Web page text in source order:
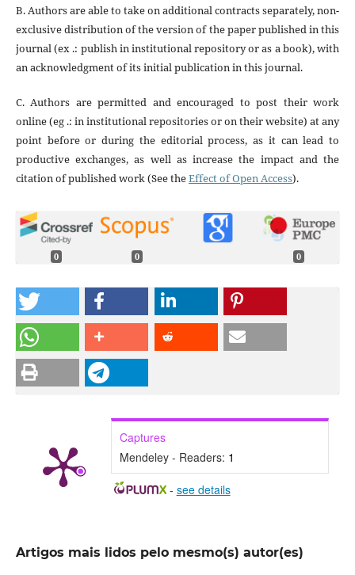
B. Authors are able to take on additional contracts separately, non-
exclusive distribution of the version of the paper published in this
journal (ex .: publish in institutional repository or as a book), with
an acknowledgment of its initial publication in this journal.
C. Authors are permitted and encouraged to post their work
online (eg .: in institutional repositories or on their website) at any
point before or during the editorial process, as it can lead to
productive exchanges, as well as increase the impact and the
citation of published work (See theEffect of Open Access).
0 0 0
Captures
Mendeley - Readers: 1
- see details
Artigos mais lidos pelo mesmo(s) autor(es)